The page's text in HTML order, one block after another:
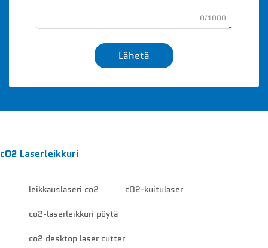
0/1000
Lähetä
cO2 Laserleikkuri
leikkauslaseri co2 cO2-kuitulaser
co2-laserleikkuri pöytä
co2 desktop laser cutter